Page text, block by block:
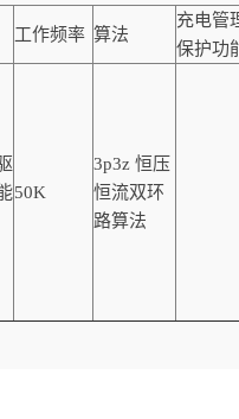
工作频率 算法
充电管
保护功
50K
3p3z 恒压
恒流双环
路算法